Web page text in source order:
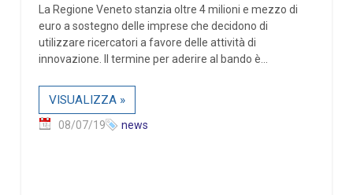
La Regione Veneto stanzia oltre 4 milioni e mezzo di
euro a sostegno delle imprese che decidono di
utilizzare ricercatori a favore delle attività di
innovazione. Il termine per aderire al bando è...
VISUALIZZA »
08/07/19 news